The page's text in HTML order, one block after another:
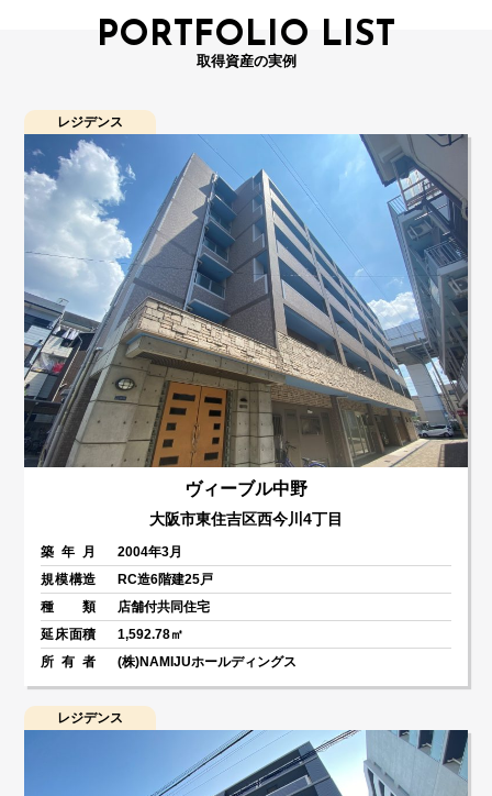
PORTFOLIO LIST
取得資産の実例
レジデンス
ヴィーブル中野
大阪市東住吉区西今川4丁目
築年月
2004年3月
規模構造
RC造6階建25戸
種類
店舗付共同住宅
延床面積
1,592.78㎡
所有者
(株)NAMIJUホールディングス
レジデンス